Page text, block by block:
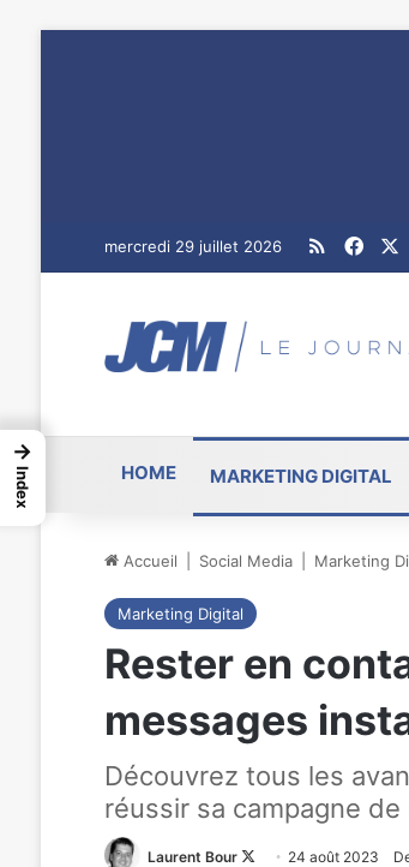
mercredi 29 juillet 2026 RSS
HOME MARKETING DIGITAL
Accueil Social Media Marketing
Marketing Digital
Rester en
messages
Découvrez tous les
réussir sa campagne
Laurent Bour
Follow24 août 2023
→
Index